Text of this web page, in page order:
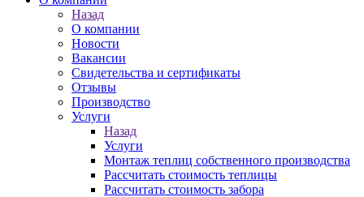
Назад
О компании
Новости
Вакансии
Свидетельства и сертификаты
Отзывы
Производство
Услуги
Назад
Услуги
Монтаж теплиц собственного производства
Рассчитать стоимость теплицы
Рассчитать стоимость забора